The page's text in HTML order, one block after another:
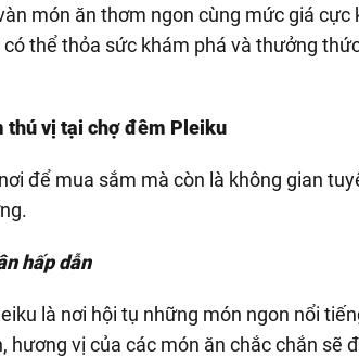
món ăn thơm ngon cùng mức giá cực
thể thỏa sức khám phá và thưởng
thú vị tại chợ đêm Pleiku
để mua sắm mà còn là không gian
hấp dẫn
là nơi hội tụ những món ngon nổi
hương vị của các món ăn chắc chắn sẽ